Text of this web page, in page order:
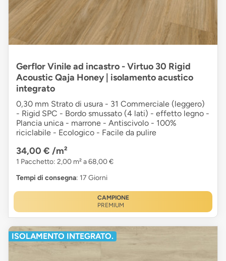
Gerflor Vinile ad incastro - Virtuo 30 Rigid
Acoustic Qaja Honey | isolamento acustico
integrato
0,30 mm Strato di usura - 31 Commerciale (leggero)
- Rigid SPC - Bordo smussato (4 lati) - effetto legno -
Plancia unica - marrone - Antiscivolo - 100%
riciclabile - Ecologico - Facile da pulire
34,00 € /m²
1 Pacchetto: 2,00 m² a 68,00 €
Tempi di consegna: 17 Giorni
CAMPIONE
PREMIUM
ISOLAMENTO INTEGRATO.